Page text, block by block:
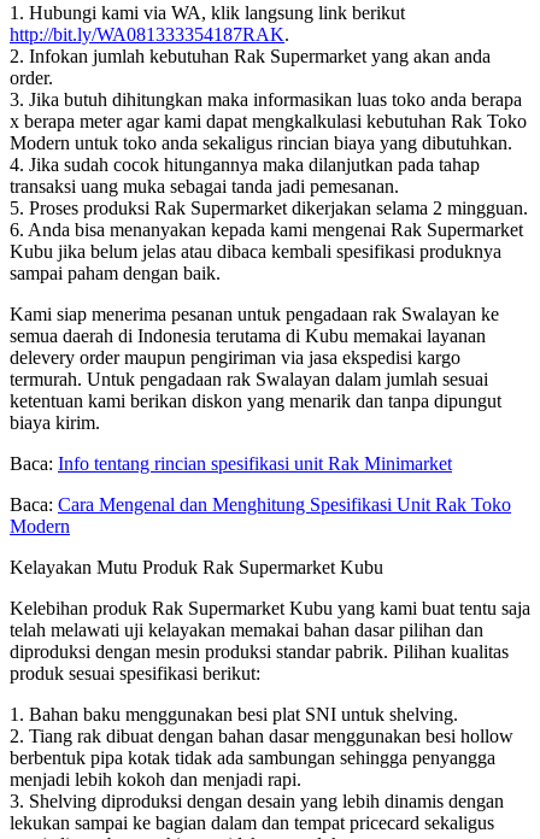
1. Hubungi kami via WA, klik langsung link berikut
http://bit.ly/WA081333354187RAK.
2. Infokan jumlah kebutuhan Rak Supermarket yang akan anda
order.
3. Jika butuh dihitungkan maka informasikan luas toko anda berapa
x berapa meter agar kami dapat mengkalkulasi kebutuhan Rak Toko
Modern untuk toko anda sekaligus rincian biaya yang dibutuhkan.
4. Jika sudah cocok hitungannya maka dilanjutkan pada tahap
transaksi uang muka sebagai tanda jadi pemesanan.
5. Proses produksi Rak Supermarket dikerjakan selama 2 mingguan.
6. Anda bisa menanyakan kepada kami mengenai Rak Supermarket
Kubu jika belum jelas atau dibaca kembali spesifikasi produknya
sampai paham dengan baik.
Kami siap menerima pesanan untuk pengadaan rak Swalayan ke
semua daerah di Indonesia terutama di Kubu memakai layanan
delevery order maupun pengiriman via jasa ekspedisi kargo
termurah. Untuk pengadaan rak Swalayan dalam jumlah sesuai
ketentuan kami berikan diskon yang menarik dan tanpa dipungut
biaya kirim.
Baca: Info tentang rincian spesifikasi unit Rak Minimarket
Baca: Cara Mengenal dan Menghitung Spesifikasi Unit Rak Toko
Modern
Kelayakan Mutu Produk Rak Supermarket Kubu
Kelebihan produk Rak Supermarket Kubu yang kami buat tentu saja
telah melawati uji kelayakan memakai bahan dasar pilihan dan
diproduksi dengan mesin produksi standar pabrik. Pilihan kualitas
produk sesuai spesifikasi berikut:
1. Bahan baku menggunakan besi plat SNI untuk shelving.
2. Tiang rak dibuat dengan bahan dasar menggunakan besi hollow
berbentuk pipa kotak tidak ada sambungan sehingga penyangga
menjadi lebih kokoh dan menjadi rapi.
3. Shelving diproduksi dengan desain yang lebih dinamis dengan
lekukan sampai ke bagian dalam dan tempat pricecard sekaligus